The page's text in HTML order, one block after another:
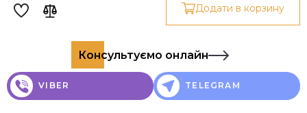
Додати в корзину
Консультуємо онлайн
VIBER TELEGRAM